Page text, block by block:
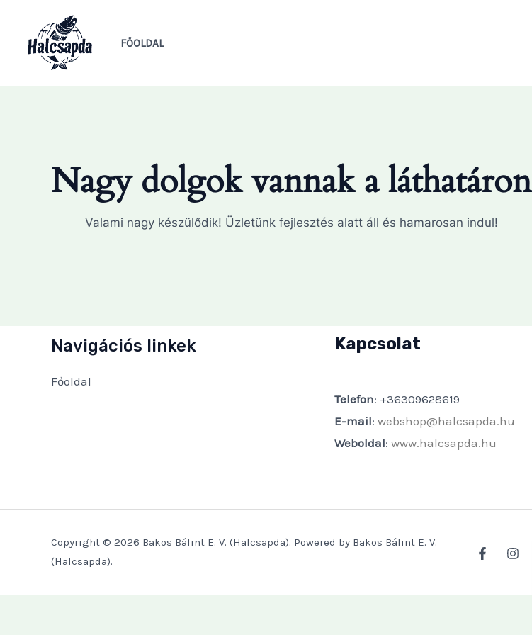
content
FŐOLDAL
Nagy dolgok vannak a láthatáron
Valami nagy készülődik! Üzletünk fejlesztés alatt áll és hamarosan indul!
Navigációs linkek
Főoldal
Kapcsolat
Telefon: +36309628619
E-mail:webshop@halcsapda.hu
Weboldal:www.halcsapda.hu
Copyright © 2026 Bakos Bálint E. V. (Halcsapda). Powered by Bakos Bálint E. V.
(Halcsapda).